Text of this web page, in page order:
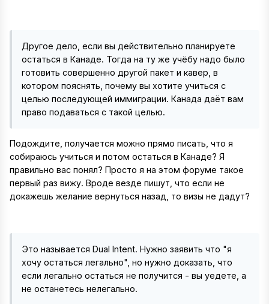
Другое дело, если вы действительно планируете
остаться в Канаде. Тогда на ту же учёбу надо было
готовить совершенно другой пакет и кавер, в
котором пояснять, почему вы хотите учиться с
целью последующей иммиграции. Канада даёт вам
право подаваться с такой целью.
Подождите, получается можно прямо писать, что я
собираюсь учиться и потом остаться в Канаде? Я
правильно вас понял? Просто я на этом форуме такое
первый раз вижу. Вроде везде пишут, что если не
докажешь желание вернуться назад, то визы не дадут?
Это называется Dual Intent. Нужно заявить что "я
хочу остаться легально", но нужно доказать, что
если легально остаться не получится - вы уедете, а
не останетесь нелегально.